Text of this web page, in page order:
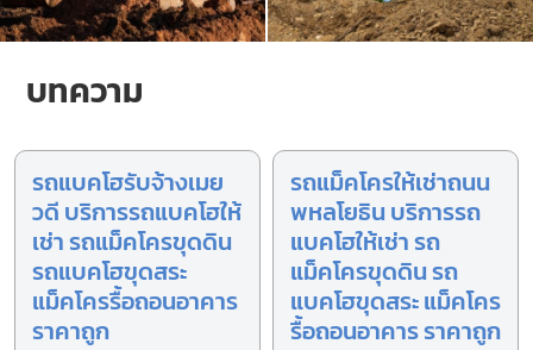
บทความ
รถแบคโฮรับจ้างเมย
วดี บริการรถแบคโฮให้
เช่า รถแม็คโครขุดดิน
รถแบคโฮขุดสระ
แม็คโครรื้อถอนอาคาร
ราคาถูก
รถแม็คโครให้เช่าถนน
พหลโยธิน บริการรถ
แบคโฮให้เช่า รถ
แม็คโครขุดดิน รถ
แบคโฮขุดสระ แม็คโคร
รื้อถอนอาคาร ราคาถูก